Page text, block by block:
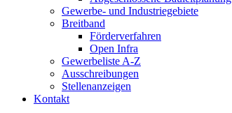
Gewerbe- und Industriegebiete
Breitband
Förderverfahren
Open Infra
Gewerbeliste A-Z
Ausschreibungen
Stellenanzeigen
Kontakt